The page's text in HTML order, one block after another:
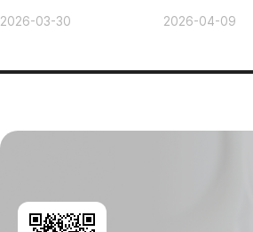
2026-03-30 2026-04-09